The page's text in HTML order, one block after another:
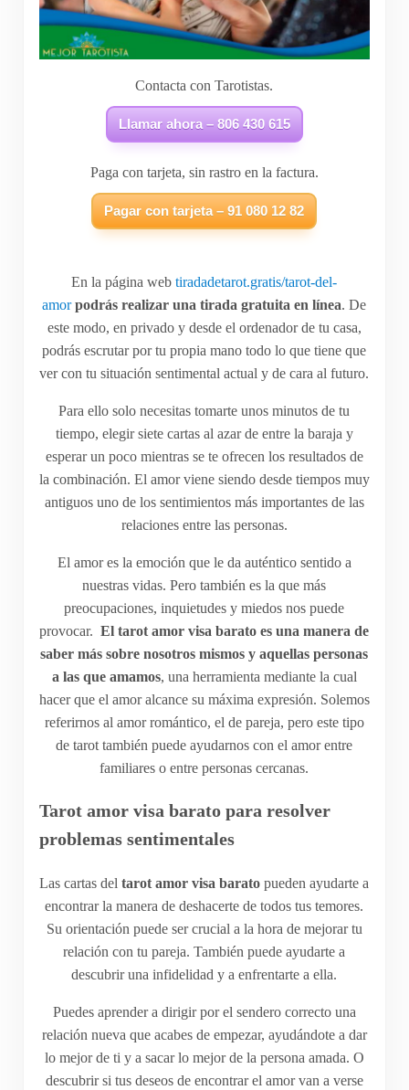
Contacta con Tarotistas.
Llamar ahora – 806 430 615
Paga con tarjeta, sin rastro en la factura.
Pagar con tarjeta – 91 080 12 82
En la página webtiradadetarot.gratis/tarot-del-
amor podrás realizar una tirada gratuita en línea. De
este modo, en privado y desde el ordenador de tu casa,
podrás escrutar por tu propia mano todo lo que tiene que
ver con tu situación sentimental actual y de cara al futuro.
Para ello solo necesitas tomarte unos minutos de tu
tiempo, elegir siete cartas al azar de entre la baraja y
esperar un poco mientras se te ofrecen los resultados de
la combinación. El amor viene siendo desde tiempos muy
antiguos uno de los sentimientos más importantes de las
relaciones entre las personas.
El amor es la emoción que le da auténtico sentido a
nuestras vidas. Pero también es la que más
preocupaciones, inquietudes y miedos nos puede
provocar. El tarot amor visa barato es una manera de
saber más sobre nosotros mismos y aquellas personas
a las que amamos, una herramienta mediante la cual
hacer que el amor alcance su máxima expresión. Solemos
referirnos al amor romántico, el de pareja, pero este tipo
de tarot también puede ayudarnos con el amor entre
familiares o entre personas cercanas.
Tarot amor visa barato para resolver
problemas sentimentales
Las cartas deltarot amor visa barato pueden ayudarte a
encontrar la manera de deshacerte de todos tus temores.
Su orientación puede ser crucial a la hora de mejorar tu
relación con tu pareja. También puede ayudarte a
descubrir una infidelidad y a enfrentarte a ella.
Puedes aprender a dirigir por el sendero correcto una
relación nueva que acabes de empezar, ayudándote a dar
lo mejor de ti y a sacar lo mejor de la persona amada. O
descubrir si tus deseos de encontrar el amor van a verse